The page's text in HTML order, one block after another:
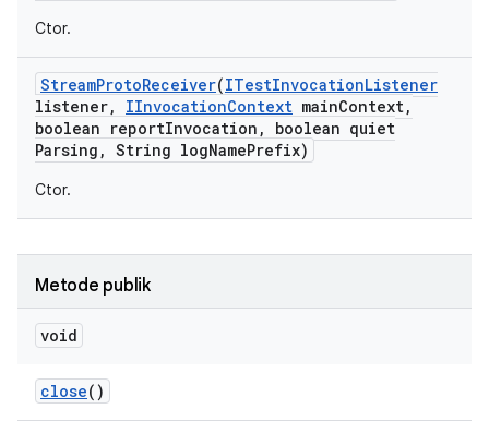
Ctor.
StreamProtoReceiver(ITestInvocationListener
listener, IInvocationContext mainContext,
boolean reportInvocation ,
boolean quiet
Parsing , String logNamePrefix)
Ctor.
Metode publik
void
close()